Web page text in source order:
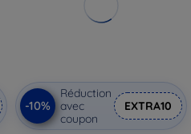
-10%
Réduction
avec
coupon
EXTRA10